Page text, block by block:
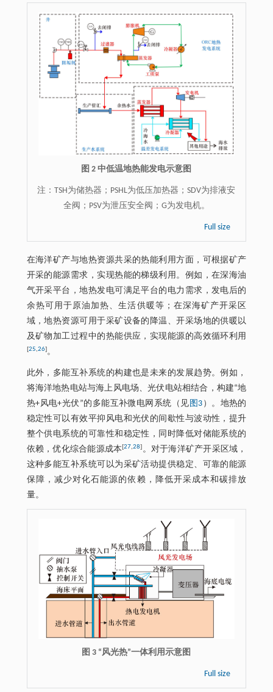
图 2 中低温地热能发电示意图
注：TSH为储热器；PSHL为低压加热器；SDV为排液安
全阀；PSV为泄压安全阀；G为发电机。
Full size
在海洋矿产与地热资源共采的热能利用方面，可根据矿产
开采的能源需求，实现热能的梯级利用。例如，在深海油
气开采平台，地热发电可满足平台的电力需求，发电后的
余热可用于原油加热、生活供暖等；在深海矿产开采区
域，地热资源可用于采矿设备的降温、开采场地的供暖以
及矿物加工过程中的热能供应，实现能源的高效循环利用
[25,26]。
此外，多能互补系统的构建也是未来的发展趋势。例如，
将海洋地热电站与海上风电场、光伏电站相结合，构建“地
热+风电+光伏”的多能互补微电网系统（见 图3 ）。地热的
稳定性可以有效平抑风电和光伏的间歇性与波动性，提升
整个供电系统的可靠性和稳定性，同时降低对储能系统的
依赖，优化综合能源成本[27,28] 。对于海洋矿产开采区域，
这种多能互补系统可以为采矿活动提供稳定、可靠的能源
保障，减少对化石能源的依赖，降低开采成本和碳排放
量。
图 3 “风光热”一体利用示意图
Full size